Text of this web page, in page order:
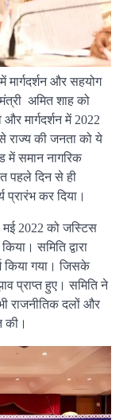
और सहयोग
अमित शाह को
मार्गदर्शन में 2022
राज्य की जनता को ये
में समान नागरिक
पहले दिन से ही
कर दिया।
मई 2022 को जस्टिस
समिति द्वारा
किया गया। जिसके
प्राप्त हुए। समिति ने
राजनीतिक दलों और
की।